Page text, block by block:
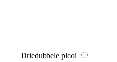
Driedubbele plooi